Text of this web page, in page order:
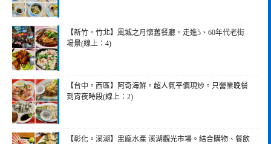
【新竹。竹北】風城之月懷舊餐廳。走進5、60年代老街
場景(線上：4)
【台中。西區】阿奇海鮮。超人氣平價現炒。只營業晚餐
到宵夜時段(線上：2)
【彰化。溪湖】盅龐水產 溪湖觀光市場。結合購物、餐飲